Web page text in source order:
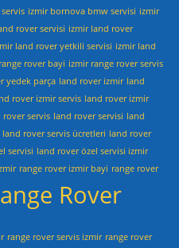
izmir bornova bmw servisi izmir
rover servisi izmir land rover
land rover yetkili servisi izmir land
rover bayi izmir range rover servis
yedek parça land rover izmir land
rover izmir servis land rover izmir
rover servis land rover servisi land
land rover servis ücretleri land rover
servisi land rover özel servisi izmir
range rover izmir bayi range rover
Rover
range rover servis izmir range rover